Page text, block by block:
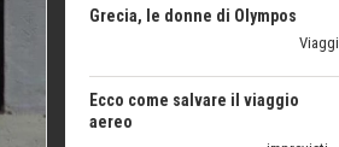
aereo
imprevisti...
C'era una volta la legge per le
valli del silenzio